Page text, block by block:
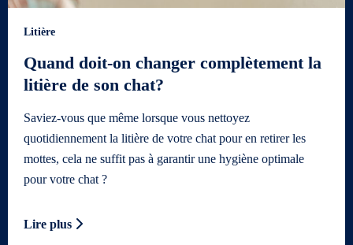
Litière
Quand doit-on changer complètement la
litière de son chat?
Saviez-vous que même lorsque vous nettoyez
quotidiennement la litière de votre chat pour en retirer les
mottes, cela ne suffit pas à garantir une hygiène optimale
pour votre chat ?
Lire plus